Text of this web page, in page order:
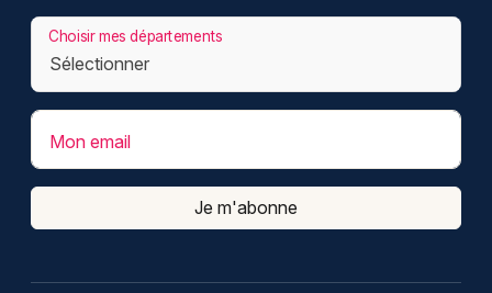
Choisir mes départements
Mon email
Je m'abonne